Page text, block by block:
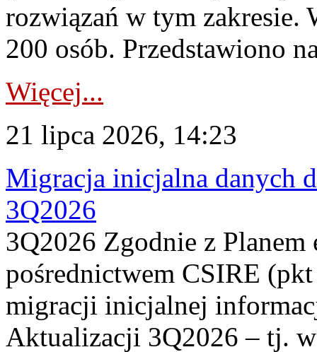
rozwiązań w tym zakresie.
200 osób. Przedstawiono
Więcej...
21 lipca 2026, 14:23
Migracja inicjalna danych
3Q2026
3Q2026 Zgodnie z
pośrednictwem CSIRE
migracji inicjalnej
Aktualizacji 3Q2026 – tj.